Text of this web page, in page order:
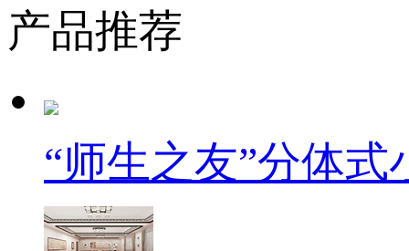
产品推荐
“师生之友”分体